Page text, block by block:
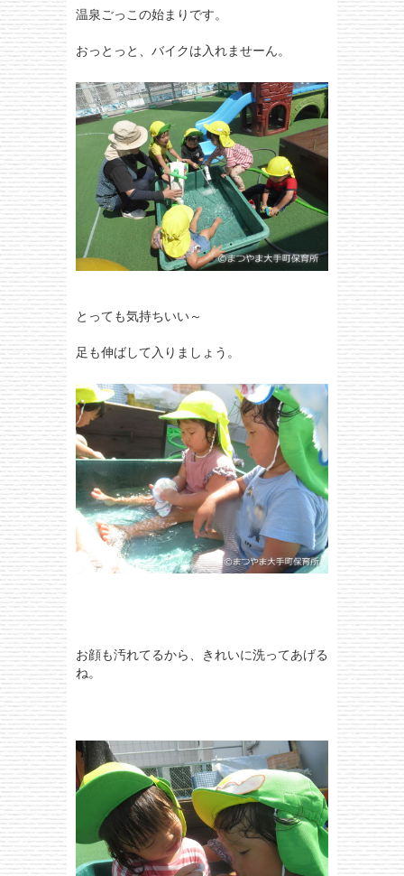
温泉ごっこの始まりです。
おっとっと、バイクは入れませーん。
とっても気持ちいい～
足も伸ばして入りましょう。
お顔も汚れてるから、きれいに洗ってあげる
ね。